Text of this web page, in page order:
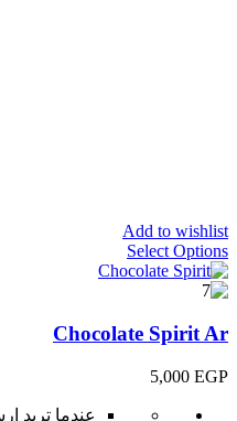
Add to wishlist
Select Options
Chocolate Spirit Ar
5,000 EGP
عندما تريد